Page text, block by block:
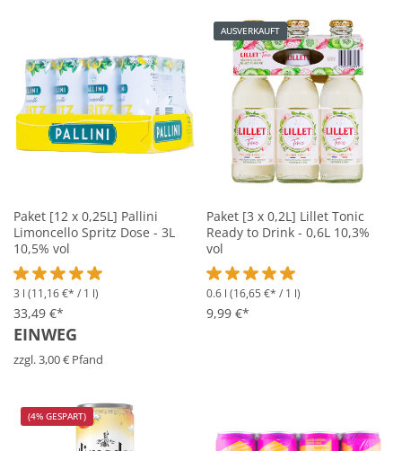
Paket [12 x 0,25L] Pallini
Limoncello Spritz Dose - 3L
10,5% vol
Durchschnittliche Bewertung von 5 von 5 Sternen
3 l (11,16 €* / 1 l)
33,49 €*
EINWEG
zzgl. 3,00 € Pfand
AUSVERKAUFT
Paket [3 x 0,2L] Lillet Tonic
Ready to Drink - 0,6L 10,3%
vol
Durchschnittliche Bewertung
0.6 l (16,65 €* / 1 l)
9,99 €*
(4% GESPART)